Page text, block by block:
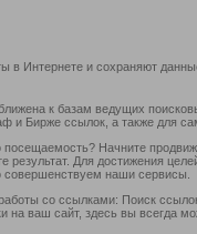
в Интернете и сохраняют
к базам ведущих
и Бирже ссылок, а также для
посещаемость? Начните
результат. Для достижения
совершенствуем наши сервисы.
со ссылками: Поиск
на ваш сайт, здесь вы всегда